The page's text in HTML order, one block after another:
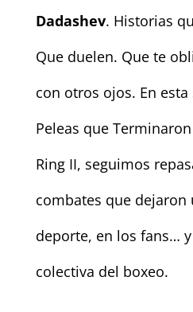
Dadashev. Historias
Que duelen. Que te
con otros ojos. En
Peleas que
Ring II, seguimos
combates que dejaron
deporte, en los fans…
colectiva del boxeo.